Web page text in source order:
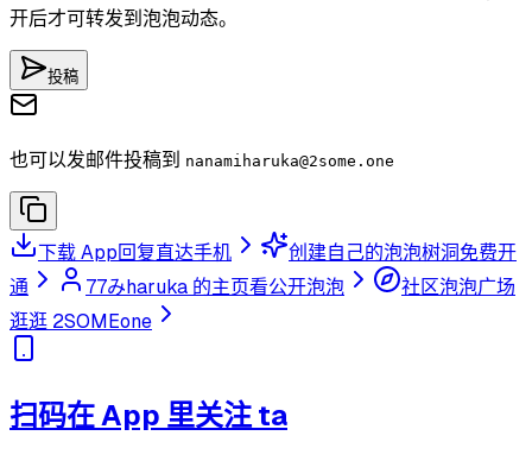
开后才可转发到泡泡动态。
投稿
也可以发邮件投稿到 nanamiharuka@2some.one
下载 App回复直达手机 创建自己的泡泡树洞免费开
通
77みharuka 的主页看公开泡泡
社区泡泡广场
逛逛 2SOMEone
扫码在 App 里关注 ta